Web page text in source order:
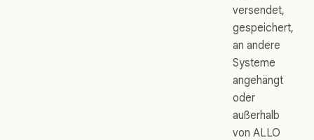
versendet,
gespeichert,
an andere
Systeme
angehängt
oder
außerhalb
von ALLO